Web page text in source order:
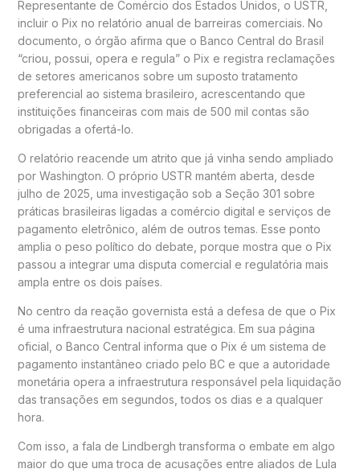
Representante de Comércio dos Estados Unidos, o USTR,
incluir o Pix no relatório anual de barreiras comerciais. No
documento, o órgão afirma que o Banco Central do Brasil
“criou, possui, opera e regula” o Pix e registra reclamações
de setores americanos sobre um suposto tratamento
preferencial ao sistema brasileiro, acrescentando que
instituições financeiras com mais de 500 mil contas são
obrigadas a ofertá-lo.
O relatório reacende um atrito que já vinha sendo ampliado
por Washington. O próprio USTR mantém aberta, desde
julho de 2025, uma investigação sob a Seção 301 sobre
práticas brasileiras ligadas a comércio digital e serviços de
pagamento eletrônico, além de outros temas. Esse ponto
amplia o peso político do debate, porque mostra que o Pix
passou a integrar uma disputa comercial e regulatória mais
ampla entre os dois países.
No centro da reação governista está a defesa de que o Pix
é uma infraestrutura nacional estratégica. Em sua página
oficial, o Banco Central informa que o Pix é um sistema de
pagamento instantâneo criado pelo BC e que a autoridade
monetária opera a infraestrutura responsável pela liquidação
das transações em segundos, todos os dias e a qualquer
hora.
Com isso, a fala de Lindbergh transforma o embate em algo
maior do que uma troca de acusações entre aliados de Lula